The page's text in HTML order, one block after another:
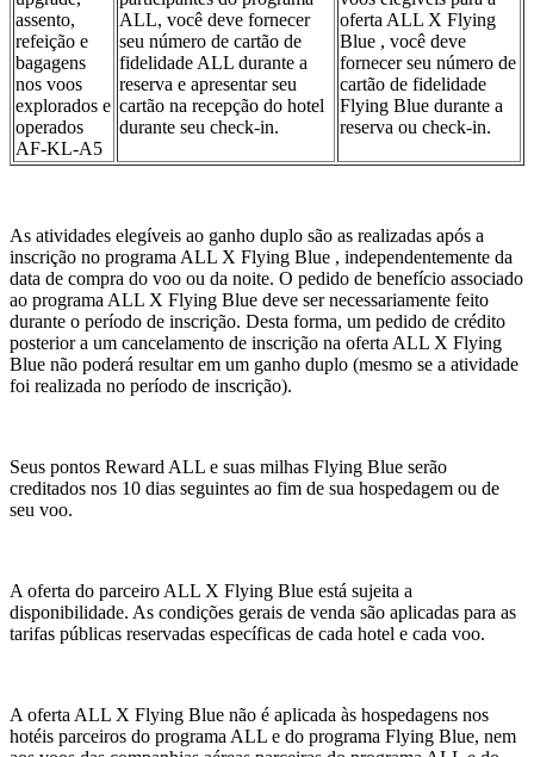
assento,
refeição e
bagagens
nos voos
explorados e
operados
AF-KL-A5
ALL, você deve fornecer
seu número de cartão de
fidelidade ALL durante a
reserva e apresentar seu
cartão na recepção do hotel
durante seu check-in.
oferta ALL X Flying
Blue , você deve
fornecer seu número de
cartão de fidelidade
Flying Blue durante a
reserva ou check-in.
As atividades elegíveis ao ganho duplo são as realizadas após a
inscrição no programa ALL X Flying Blue , independentemente da
data de compra do voo ou da noite. O pedido de benefício associado
ao programa ALL X Flying Blue deve ser necessariamente feito
durante o período de inscrição. Desta forma, um pedido de crédito
posterior a um cancelamento de inscrição na oferta ALL X Flying
Blue não poderá resultar em um ganho duplo (mesmo se a atividade
foi realizada no período de inscrição).
Seus pontos Reward ALL e suas milhas Flying Blue serão
creditados nos 10 dias seguintes ao fim de sua hospedagem ou de
seu voo.
A oferta do parceiro ALL X Flying Blue está sujeita a
disponibilidade. As condições gerais de venda são aplicadas para as
tarifas públicas reservadas específicas de cada hotel e cada voo.
A oferta ALL X Flying Blue não é aplicada às hospedagens nos
hotéis parceiros do programa ALL e do programa Flying Blue, nem